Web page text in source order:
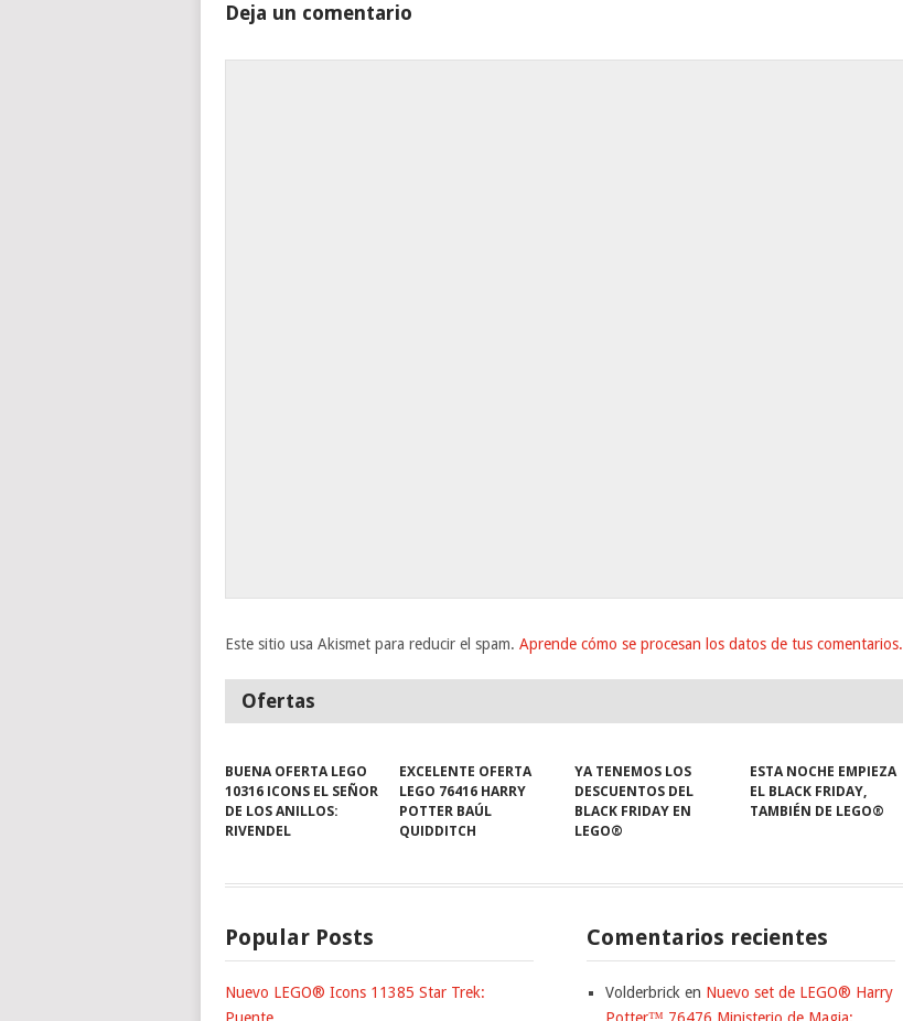
Deja un comentario
Este sitio usa Akismet para reducir el spam. Aprende cómo se procesan los datos de tus comentarios.
Ofertas
BUENA OFERTA LEGO
10316 ICONS EL SEÑOR
DE LOS ANILLOS:
RIVENDEL
EXCELENTE OFERTA
LEGO 76416 HARRY
POTTER BAÚL
QUIDDITCH
YA TENEMOS LOS
DESCUENTOS DEL
BLACK FRIDAY EN
LEGO®
ESTA NOCHE EMPIEZA
EL BLACK FRIDAY,
TAMBIÉN DE LEGO®
Popular Posts
Nuevo LEGO® Icons 11385 Star Trek:
Comentarios recientes
Volderbrick en Nuevo set de LEGO® Harry